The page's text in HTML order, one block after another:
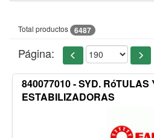
Total productos 6487
Página:
840077010 - SYD. RóTULAS
ESTABILIZADORAS